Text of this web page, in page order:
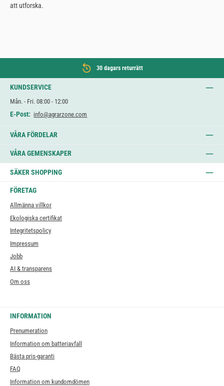
att utforska.
30 dagars returrätt
KUNDSERVICE
Mån. - Fri. 08:00 - 12:00
E-Post: info@agrarzone.com
VÅRA FÖRDELAR
VÅRA GEMENSKAPER
SÄKER SHOPPING
FÖRETAG
Allmänna villkor
Ekologiska certifikat
Integritetspolicy
Impressum
Jobb
AI & transparens
Om oss
INFORMATION
Prenumeration
Information om batteriavfall
Bästa pris-garanti
FAQ
Information om kundomdömen